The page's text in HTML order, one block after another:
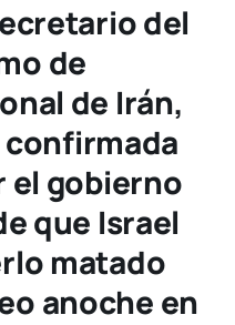
del
de
de Irán,
confirmada
el gobierno
que Israel
matado
anoche en